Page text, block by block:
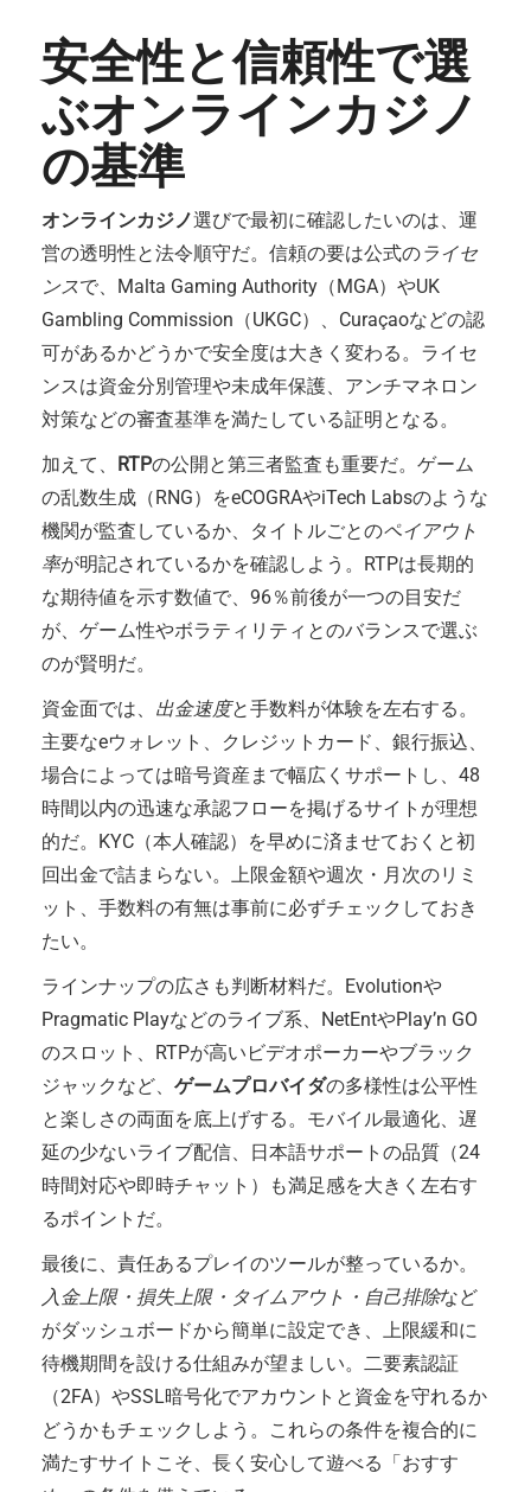
安全性と信頼性で選
ぶオンラインカジノ
の基準
オンラインカジノ選びで最初に確認したいのは、運
営の透明性と法令順守だ。信頼の要は公式のライセ
ンスで、Malta Gaming Authority（MGA）やUK
Gambling Commission（UKGC）、Curaçaoなどの認
可があるかどうかで安全度は大きく変わる。ライセ
ンスは資金分別管理や未成年保護、アンチマネロン
対策などの審査基準を満たしている証明となる。
加えて、 RTPの公開と第三者監査も重要だ。ゲーム
の乱数生成（RNG）をeCOGRAやiTech Labsのような
機関が監査しているか、タイトルごとのペイアウト
率が明記されているかを確認しよう。RTPは長期的
な期待値を示す数値で、96％前後が一つの目安だ
が、ゲーム性やボラティリティとのバランスで選ぶ
のが賢明だ。
資金面では、 出金速度と手数料が体験を左右する。
主要なeウォレット、クレジットカード、銀行振込、
場合によっては暗号資産まで幅広くサポートし、48
時間以内の迅速な承認フローを掲げるサイトが理想
的だ。KYC（本人確認）を早めに済ませておくと初
回出金で詰まらない。上限金額や週次・月次のリミ
ット、手数料の有無は事前に必ずチェックしておき
たい。
ラインナップの広さも判断材料だ。Evolutionや
Pragmatic Playなどのライブ系、NetEntやPlay’n GO
のスロット、RTPが高いビデオポーカーやブラック
ジャックなど、 ゲームプロバイダの多様性は公平性
と楽しさの両面を底上げする。モバイル最適化、遅
延の少ないライブ配信、日本語サポートの品質（24
時間対応や即時チャット）も満足感を大きく左右す
るポイントだ。
最後に、責任あるプレイのツールが整っているか。
入金上限・損失上限・タイムアウト・自己排除など
がダッシュボードから簡単に設定でき、上限緩和に
待機期間を設ける仕組みが望ましい。二要素認証
（2FA）やSSL暗号化でアカウントと資金を守れるか
どうかもチェックしよう。これらの条件を複合的に
満たすサイトこそ、長く安心して遊べる「おすす